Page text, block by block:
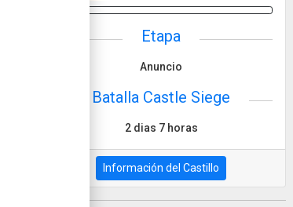
Etapa
Anuncio
Batalla Castle Siege
2 dias 7 horas
Información del Castillo